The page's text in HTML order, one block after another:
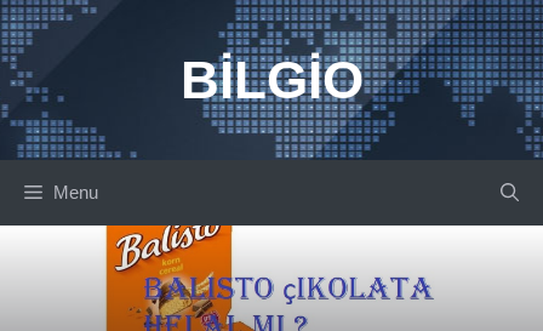
İçeriğe
atla
BILGIO
Menu